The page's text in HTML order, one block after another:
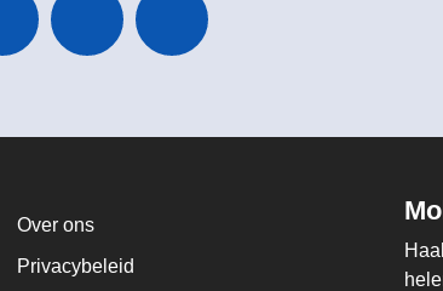
Over ons
Privacybeleid